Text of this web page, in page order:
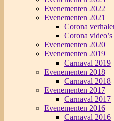
Evenementen 2022
Evenementen 2021
Corona
Corona video’s
Evenementen 2020
Evenementen 2019
Carnaval 2019
Evenementen 2018
Carnaval 2018
Evenementen 2017
Carnaval 2017
Evenementen 2016
Carnaval 2016